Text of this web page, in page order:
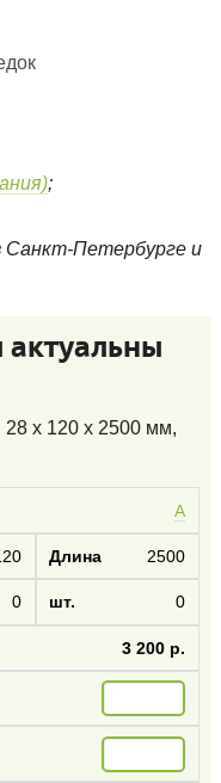
;
Санкт-Петербурге и
28 x 120 x 2500 мм,
А
2500
0 0
3 200 р.